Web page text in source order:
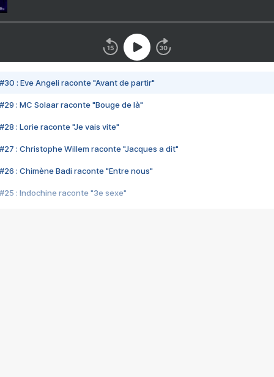
#30 : Eve Angeli raconte "Avant de partir"
#29 : MC Solaar raconte "Bouge de là"
#28 : Lorie raconte "Je vais vite"
#27 : Christophe Willem raconte "Jacques a dit"
#26 : Chimène Badi raconte "Entre nous"
#25 : Indochine raconte "3e sexe"